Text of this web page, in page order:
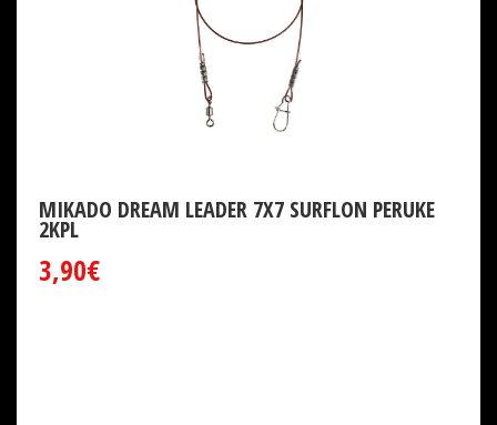
MIKADO DREAM LEADER 7X7 SURFLON PERUKE
2KPL
3,90€